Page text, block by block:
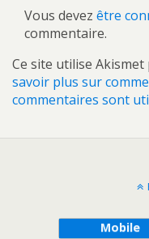
Vous devez être
commentaire.
Ce site utilise
savoir plus sur
commentaires sont
Mobile